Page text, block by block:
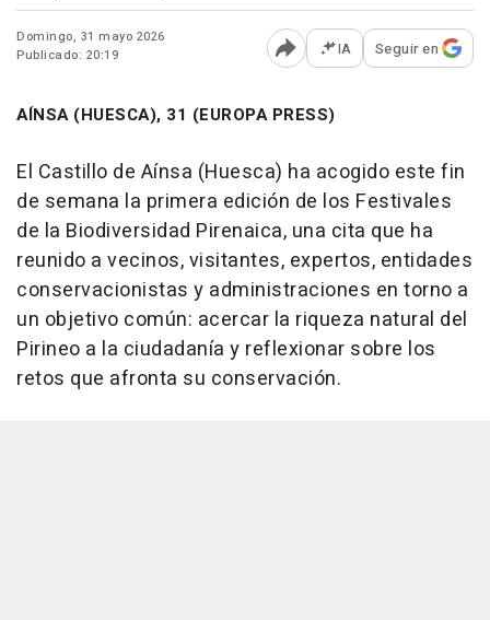
Domingo, 31 mayo 2026
Publicado: 20:19
Abrir opciones para
IA Seguir en
AÍNSA (HUESCA), 31 (EUROPA PRESS)
El Castillo de Aínsa (Huesca) ha acogido este fin
de semana la primera edición de los Festivales
de la Biodiversidad Pirenaica, una cita que ha
reunido a vecinos, visitantes, expertos, entidades
conservacionistas y administraciones en torno a
un objetivo común: acercar la riqueza natural del
Pirineo a la ciudadanía y reflexionar sobre los
retos que afronta su conservación.